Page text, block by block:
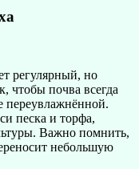
регулярный, но
чтобы почва всегда
переувлажнённой.
песка и торфа,
Важно помнить,
небольшую